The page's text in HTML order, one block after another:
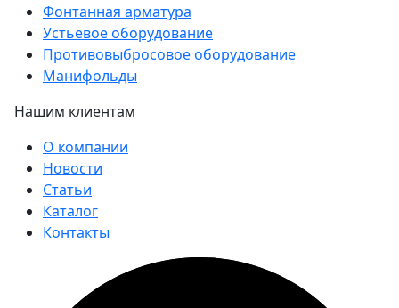
Фонтанная арматура
Устьевое оборудование
Противовыбросовое оборудование
Манифольды
Нашим клиентам
О компании
Новости
Статьи
Каталог
Контакты